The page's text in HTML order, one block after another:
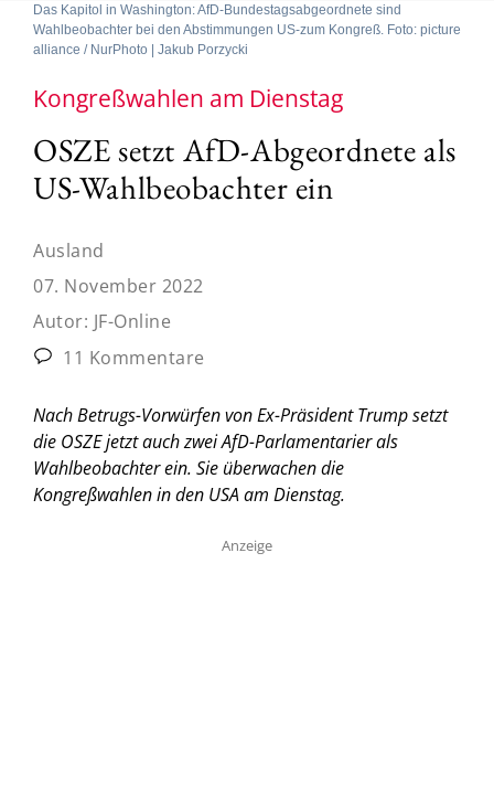
Das Kapitol in Washington: AfD-Bundestagsabgeordnete sind
Wahlbeobachter bei den Abstimmungen US-zum Kongreß. Foto: picture
alliance / NurPhoto | Jakub Porzycki
Kongreßwahlen am Dienstag
OSZE setzt AfD-Abgeordnete als
US-Wahlbeobachter ein
Ausland
07. November 2022
Autor: JF-Online
11 Kommentare
Nach Betrugs-Vorwürfen von Ex-Präsident Trump setzt
die OSZE jetzt auch zwei AfD-Parlamentarier als
Wahlbeobachter ein. Sie überwachen die
Kongreßwahlen in den USA am Dienstag.
Anzeige